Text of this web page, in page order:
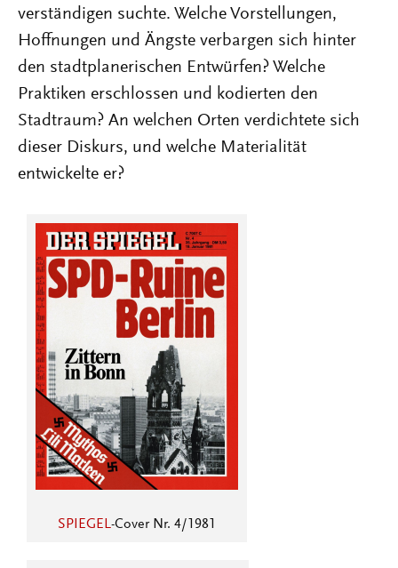
verständigen suchte. Welche Vorstellungen,
Hoffnungen und Ängste verbargen sich hinter
den stadtplanerischen Entwürfen? Welche
Praktiken erschlossen und kodierten den
Stadtraum? An welchen Orten verdichtete sich
dieser Diskurs, und welche Materialität
entwickelte er?
SPIEGEL-Cover Nr. 4/1981